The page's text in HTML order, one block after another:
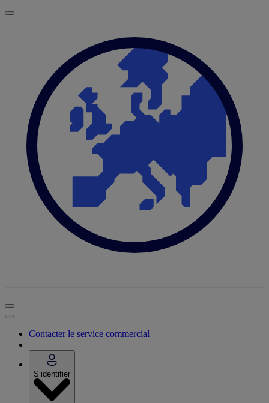
Contacter le service commercial
S’identifier